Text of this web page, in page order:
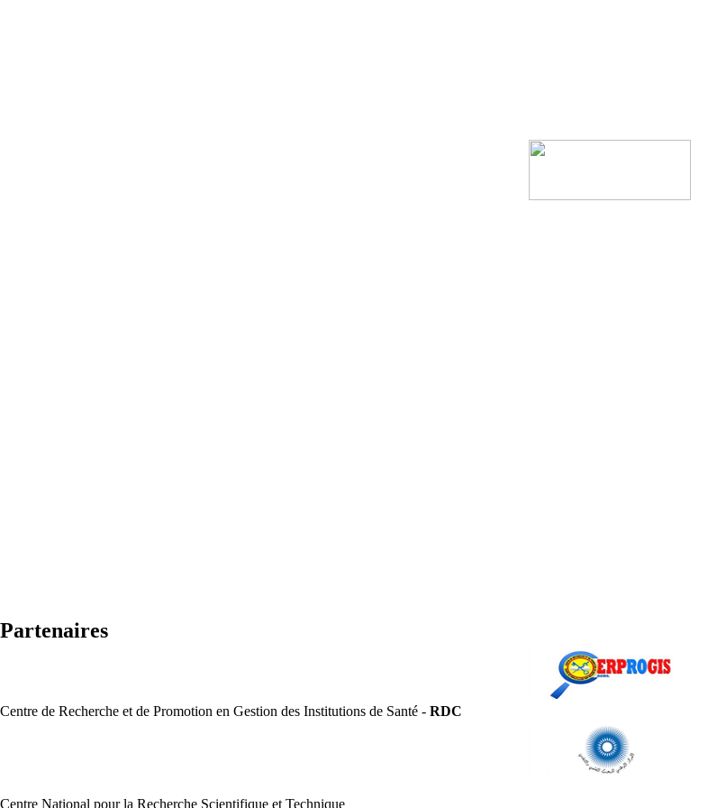
Partenaires
Centre de Recherche et de Promotion en Gestion des Institutions de Santé - RDC
Centre National pour la Recherche Scientifique et Technique